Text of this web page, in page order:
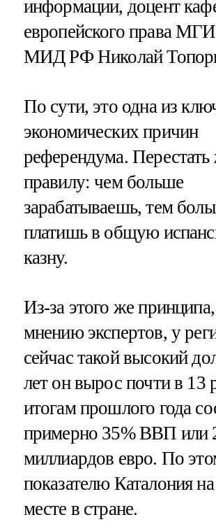
информации, доцент
европейского права
МИД РФ Николай
По сути, это одна из
экономических причин
референдума.
правилу: чем больше
зарабатываешь, тем
платишь в общую
казну.
Из-за этого же
мнению экспертов, у
сейчас такой высокий
лет он вырос почти в 13
итогам прошлого года
примерно 35% ВВП или
миллиардов евро. По
показателю Каталония
месте в стране.